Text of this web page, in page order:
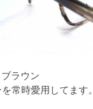
ラウン
常時愛用してます。